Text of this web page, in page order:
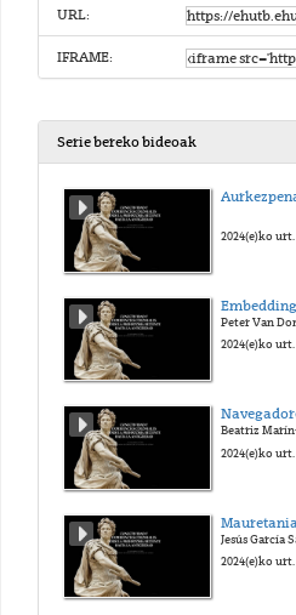
URL:
IFRAME:
Serie bereko bideoak
2024(e)ko urt.
Peter Van
2024(e)ko urt.
Beatriz
2024(e)ko urt.
2024(e)ko urt.